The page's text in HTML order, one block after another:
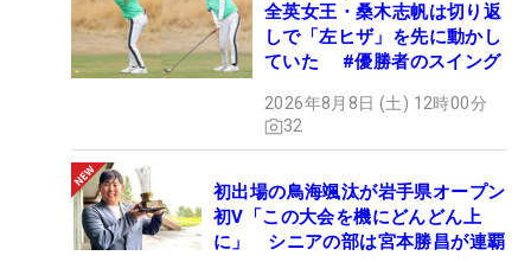
全英女王・桑木志帆は切り返
しで「左ヒザ」を先に動かし
ていた #優勝者のスイング
2026年8月8日 (土) 12時00分
32
初出場の鳥海颯汰が岩手県オープン
初V「この大会を機にどんどん上
に」 シニアの部は宮本勝昌が連覇